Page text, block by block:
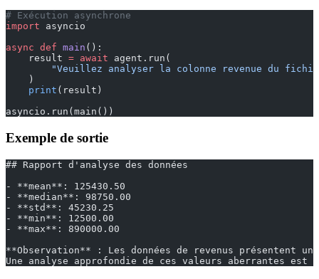
# Exécution asynchrone
import asyncio
async def main ():
    result
= await agent.run(
"Veuillez analyser la colonne revenue du
    )
    print
(result)
asyncio.run(main())
Exemple de sortie
## Rapport d'analyse des données
- **mean**: 125430.50
- **median**: 98750.00
- **std**: 45230.25
- **min**: 12500.00
- **max**: 890000.00
**Observation** : Les données de revenus présentent
Une analyse approfondie de ces valeurs aberrantes est